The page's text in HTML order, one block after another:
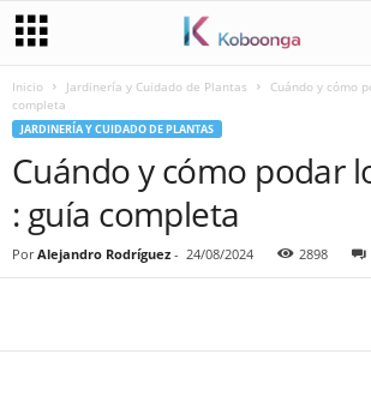
Inicio Jardinería y Cuidado de Plantas
Cuándo y cómo
completa
JARDINERÍA Y CUIDADO DE PLANTAS
Cuándo y cómo podar
: guía completa
Por Alejandro Rodríguez - 24/08/2024 2898